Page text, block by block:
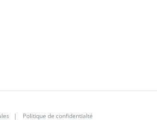
| Politique de confidentialté